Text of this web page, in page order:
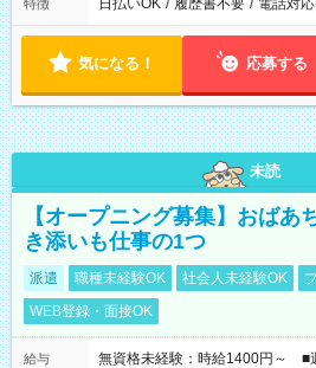
特徴 日払いOK / 履歴書不要 / 電話対
気になる！ 応募する
未読
【オープニング募集】おばあ
き添いも仕事の1つ
派遣 職種未経験OK 社会人未経験OK
WEB登録・面接OK
給与
無資格未経験：時給1400円～